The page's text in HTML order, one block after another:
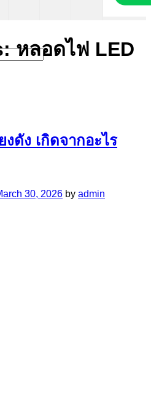
หลอดไฟ LED
ดัง เกิดจากอะไร
30, 2026 by admin